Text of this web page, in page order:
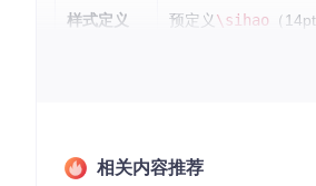
样式定义 预定义 \sihao （
相关内容推荐